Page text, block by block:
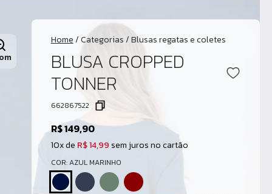
Home/Categorias/Blusas regatas e coletes
BLUSA CROPPED
TONNER
662867522
R$ 149,90
10x de R$ 14,99 sem juros no cartão
COR: AZUL MARINHO